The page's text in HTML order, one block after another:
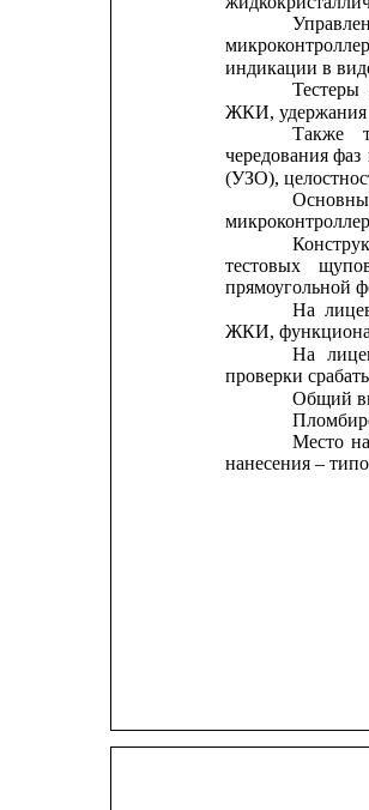
индикации в
Тестеры
ЖКИ, удержания
Также
чередования фаз
(УЗО),
тестовых
прямоугольной
На
ЖКИ,
На
проверки
Общий
Место
нанесения –